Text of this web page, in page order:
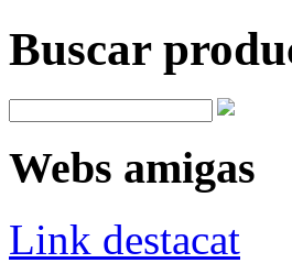
Buscar
Webs amigas
Link destacat